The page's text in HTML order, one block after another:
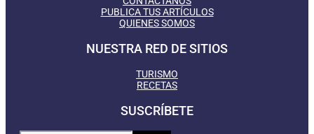
PUBLICA TUS ARTÍCULOS
QUIENES SOMOS
NUESTRA RED DE SITIOS
TURISMO
RECETAS
SUSCRÍBETE